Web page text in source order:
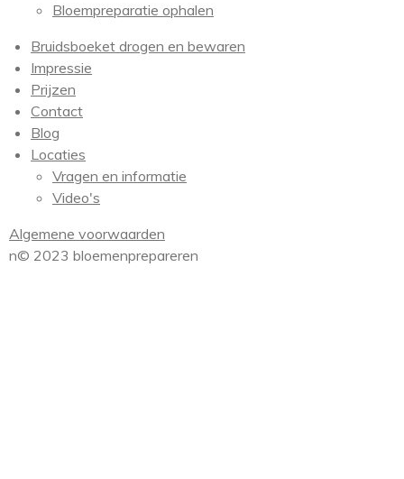
Bloempreparatie ophalen
Bruidsboeket drogen en bewaren
Impressie
Prijzen
Contact
Blog
Locaties
Vragen en informatie
Video's
Algemene voorwaarden
n© 2023 bloemenprepareren